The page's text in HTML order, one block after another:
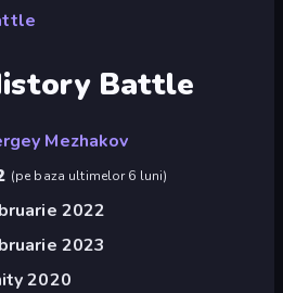
Battle
Mezhakov
(pe baza ultimelor 6 luni)
2022
2023
2020